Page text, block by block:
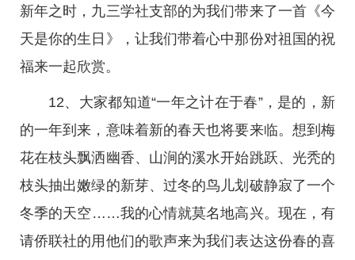
新年之时，九三学社支部的为我们带来了一首《今
天是你的生日》，让我们带着心中那份对祖国的祝
福来一起欣赏。
12、大家都知道“一年之计在于春”，是的，新
的一年到来，意味着新的春天也将要来临。想到梅
花在枝头飘洒幽香、山涧的溪水开始跳跃、光秃的
枝头抽出嫩绿的新芽、过冬的鸟儿划破静寂了一个
冬季的天空……我的心情就莫名地高兴。现在，有
请侨联社的用他们的歌声来为我们表达这份春的喜